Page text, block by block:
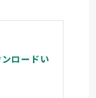
ロードい